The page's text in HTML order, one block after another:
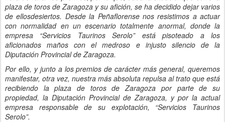
plaza de toros de Zaragoza y su afición, se ha decidido dejar varios
deellosdesiertos. Desde la Peñaflorense nos resistimos a actuar
con normalidad en un escenario totalmente anormal, donde la
empresa “Servicios Taurinos Serolo” estápisoteado a los
aficionados maños con el medroso e injusto silencio de la
Diputación Provincial de Zaragoza.
Por ello, y juntoalos premios de carácter más general, queremos
manifestar, otra vez, nuestra más absoluta repulsa al trato que está
recibiendo la plaza de toros de Zaragoza por parte desu
propiedad, la Diputación Provincial de Zaragoza, y por la actual
empresa responsable de su explotación, “Servicios Taurinos
Serolo”.